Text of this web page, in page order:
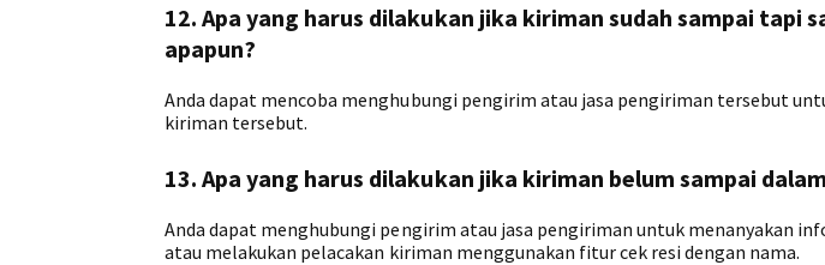
12. Apa yang harus dilakukan jika kiriman sudah sampai tapi
apapun?
Anda dapat mencoba menghubungi pengirim atau jasa pengiriman tersebut
kiriman tersebut.
13. Apa yang harus dilakukan jika kiriman belum sampai
Anda dapat menghubungi pengirim atau jasa pengiriman untuk menanyakan
atau melakukan pelacakan kiriman menggunakan fitur cek resi dengan nama.